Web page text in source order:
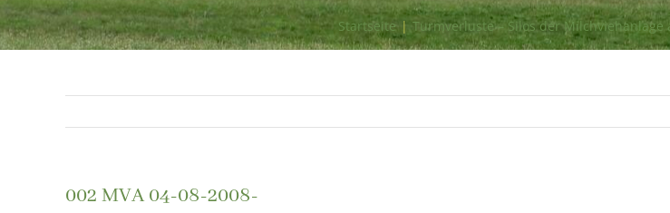
Startseite | Turmverluste – Silos der Milchviehanlage
002 MVA 04-08-2008-